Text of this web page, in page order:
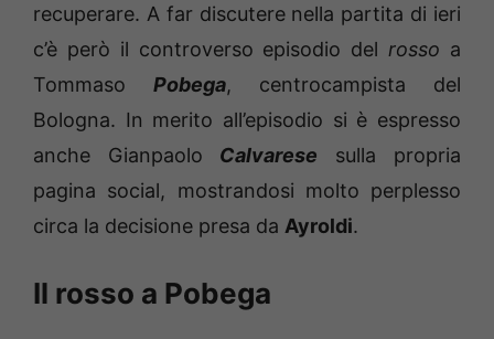
recuperare. A far discutere nella partita di ieri
c’è però il controverso episodio del rosso a
Tommaso Pobega, centrocampista del
Bologna. In merito all’episodio si è espresso
anche Gianpaolo Calvarese sulla propria
pagina social, mostrandosi molto perplesso
circa la decisione presa da Ayroldi.
Il rosso a Pobega